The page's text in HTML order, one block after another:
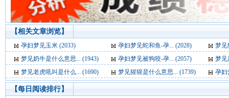
【相关文章浏览】
孕妇梦见玉米 (2033) 孕妇梦见蛇和鱼-孕... (2028)
梦见
梦见奶牛是什么意思... (1943)
孕妇梦见被狗咬-孕... (2057)
梦见
梦见老虎吼叫是什么... (1690)
梦见猩猩是什么意思... (1739) 孕妇
【每日阅读排行】